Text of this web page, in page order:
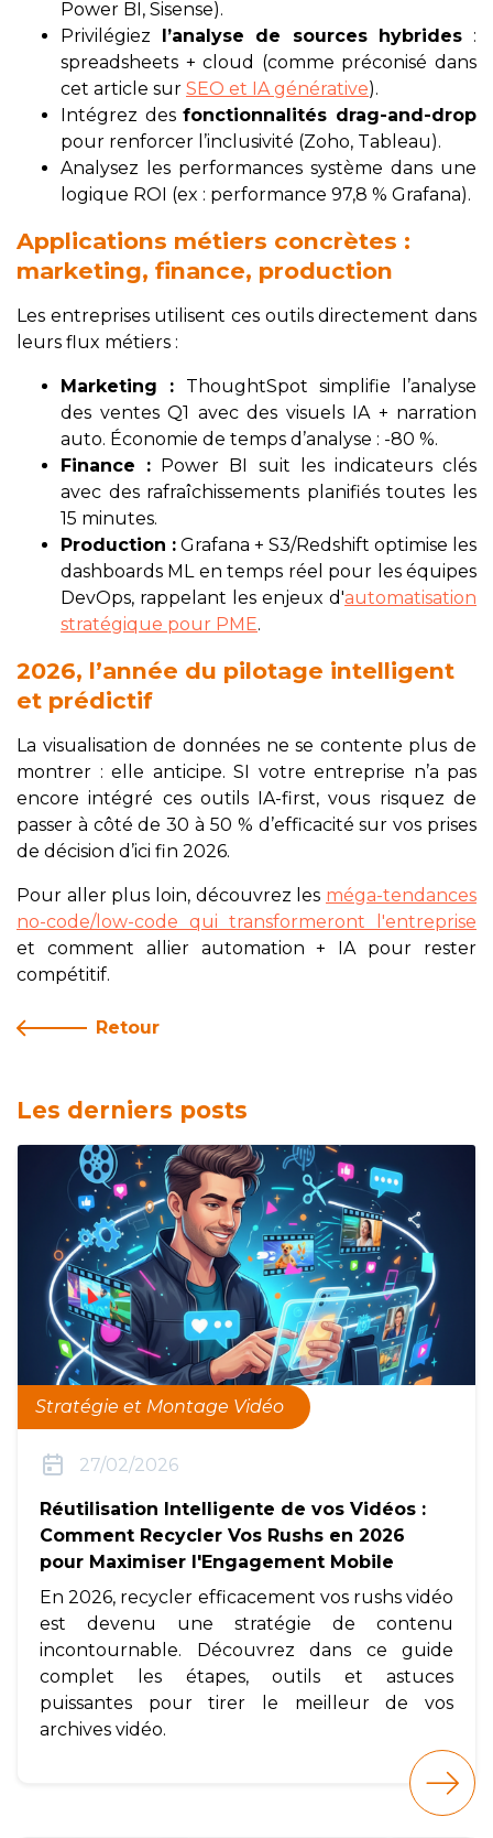
Power BI, Sisense).
Privilégiez
l’analyse de sources hybrides :
spreadsheets + cloud (comme préconisé dans
cet article sur SEO et IA générative).
Intégrez desfonctionnalités drag-and-drop
pour renforcer l’inclusivité (Zoho, Tableau).
Analysez les performances système dans une
logique ROI (ex : performance 97,8 % Grafana).
Applications métiers concrètes :
marketing, finance, production
Les entreprises utilisent ces outils directement dans
leurs flux métiers :
Marketing : ThoughtSpot simplifie l’analyse
des ventes Q1 avec des visuels IA + narration
auto. Économie de temps d’analyse : -80 %.
Finance : Power BI suit les indicateurs clés
avec des rafraîchissements planifiés toutes les
15 minutes.
Production : Grafana + S3/Redshift optimise les
dashboards ML en temps réel pour les équipes
DevOps, rappelant les enjeux d'automatisation
stratégique pour PME.
2026, l’année du pilotage intelligent
et prédictif
La visualisation de données ne se contente plus de
montrer : elle anticipe. SI votre entreprise n’a pas
encore intégré ces outils IA-first, vous risquez de
passer à côté de 30 à 50 % d’efficacité sur vos prises
de décision d’ici fin 2026.
Pour aller plus loin, découvrez les méga-tendances
no-code/low-code qui transformeront l'entreprise
et comment allier automation + IA pour rester
compétitif.
Retour
Les derniers posts
Stratégie et Montage Vidéo
27/02/2026
Réutilisation Intelligente de vos Vidéos :
Comment Recycler Vos Rushs en 2026
pour Maximiser l'Engagement Mobile
En 2026, recycler efficacement vos rushs vidéo
est devenu une stratégie de contenu
incontournable. Découvrez dans ce guide
complet les étapes, outils et astuces
puissantes pour tirer le meilleur de vos
archives vidéo.